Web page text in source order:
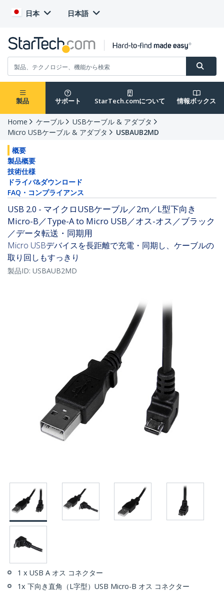
日本 日本語
製品 サポート StarTech.comについて 情報ボックス
Home ケーブル
USBケーブル & アダプタ
Micro USBケーブル & アダプタ
USBAUB2MD
概要
製品概要
技術仕様
ドライバ&ダウンロード
FAQ・コンプライアンス
USB 2.0 - マイクロUSBケーブル／2m／L型下向き
Micro-B／Type-A to Micro USB／オス-オス／ブラック
／データ転送・同期用
Micro USBデバイスを長距離で充電・同期し、ケーブルの
取り回しもすっきり
製品ID: USBAUB2MD
1 x USB A オス コネクター
1x 下向き直角（L字型）USB Micro-B オス コネクター